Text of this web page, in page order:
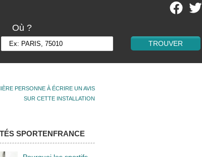
Où ?
PERSONNE À ÉCRIRE UN AVIS
SUR CETTE INSTALLATION
SPORTENFRANCE